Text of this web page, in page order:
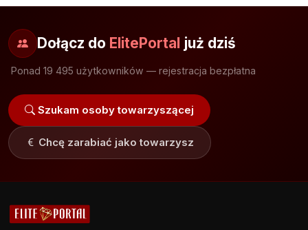
Dołącz do ElitePortal już dziś
Ponad 19 495 użytkowników — rejestracja bezpłatna
Szukam osoby towarzyszącej
Chcę zarabiać jako towarzysz